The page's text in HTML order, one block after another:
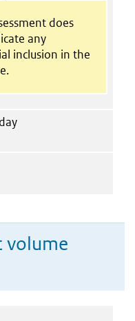
does
any
inclusion in the
volume